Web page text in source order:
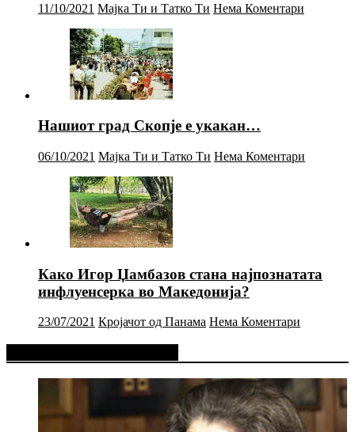
11/10/2021 Мајка Ти и Татко Ти Нема Коментари
Нашиот град Скопје е укакан…
06/10/2021 Мајка Ти и Татко Ти Нема Коментари
Како Игор Џамбазов стана најпознатата
инфлуенсерка во Македонија?
23/07/2021 Кројачот од Панама Нема Коментари